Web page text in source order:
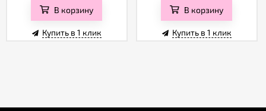
В корзину
Купить в 1 клик
В корзину
Купить в 1 клик